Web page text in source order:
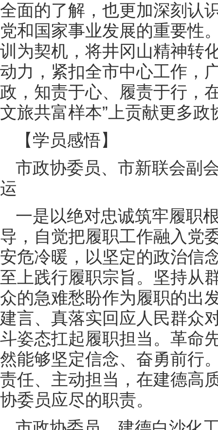
全面的了解，也更加深刻认
党和国家事业发展的重要性
训为契机，将井冈山精神转
动力，紧扣全市中心工作，
政，知责于心、履责于行，
文旅共富样本”上贡献更多政
【学员感悟】
市政协委员、市新联会副
运
一是以绝对忠诚筑牢履职
导，自觉把履职工作融入党
安危冷暖，以坚定的政治信
至上践行履职宗旨。坚持从
众的急难愁盼作为履职的出
建言、真落实回应人民群众
斗姿态扛起履职担当。革命
然能够坚定信念、奋勇前行
责任、主动担当，在建德高
协委员应尽的职责。